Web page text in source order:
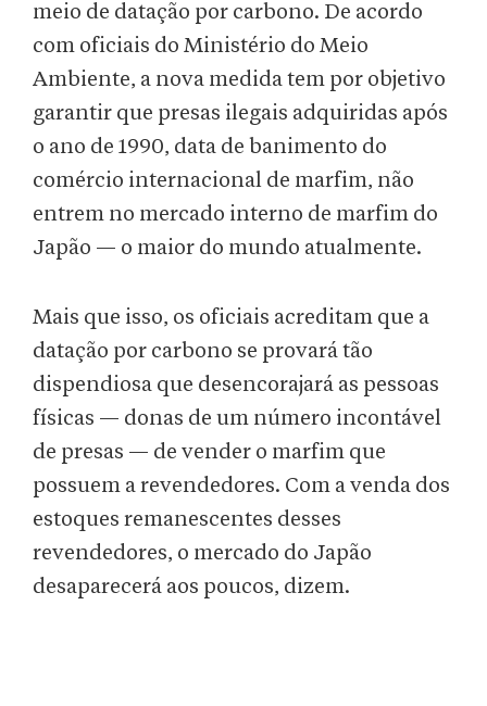
meio de datação por carbono. De acordo
com oficiais do Ministério do Meio
Ambiente, a nova medida tem por objetivo
garantir que presas ilegais adquiridas após
o ano de 1990, data de banimento do
comércio internacional de marfim, não
entrem no mercado interno de marfim do
Japão — o maior do mundo atualmente.
Mais que isso, os oficiais acreditam que a
datação por carbono se provará tão
dispendiosa que desencorajará as pessoas
físicas — donas de um número incontável
de presas — de vender o marfim que
possuem a revendedores. Com a venda dos
estoques remanescentes desses
revendedores, o mercado do Japão
desaparecerá aos poucos, dizem.